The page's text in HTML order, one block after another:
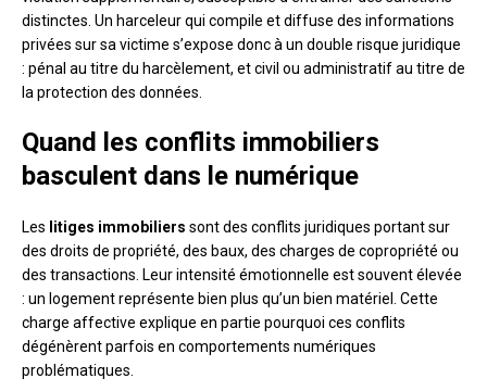
distinctes. Un harceleur qui compile et diffuse des informations
privées sur sa victime s’expose donc à un double risque juridique
: pénal au titre du harcèlement, et civil ou administratif au titre de
la protection des données.
Quand les conflits immobiliers
basculent dans le numérique
Les litiges immobiliers sont des conflits juridiques portant sur
des droits de propriété, des baux, des charges de copropriété ou
des transactions. Leur intensité émotionnelle est souvent élevée
: un logement représente bien plus qu’un bien matériel. Cette
charge affective explique en partie pourquoi ces conflits
dégénèrent parfois en comportements numériques
problématiques.